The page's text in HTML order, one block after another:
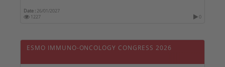
Date : 26/01/2027
1227
0
ESMO IMMUNO-ONCOLOGY CONGRESS 2026